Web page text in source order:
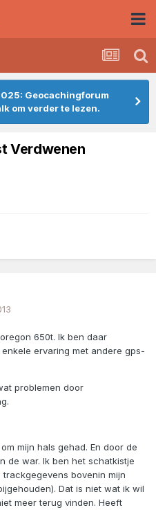
Geocachingforum
om verder te lezen.
Verdwenen
650t. Ik ben daar
ervaring met andere gps-
problemen door
mijn hals gehad. En door de
de war. Ik ben het schatkistje
bovenin mijn
Dat is niet wat ik wil
meer terug vinden. Heeft